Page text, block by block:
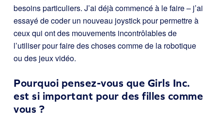
besoins particuliers. J’ai déjà commencé à le faire – j’ai
essayé de coder un nouveau joystick pour permettre à
ceux qui ont des mouvements incontrôlables de
l’utiliser pour faire des choses comme de la robotique
ou des jeux vidéo.
Pourquoi pensez-vous que Girls Inc.
est si important pour des filles comme
vous ?